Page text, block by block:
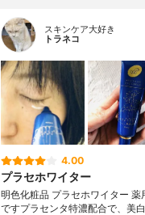
スキンケア大好き
トラネコ
4.00
プラセホワイター
明色化粧品 プラセホワイター
ですプラセンタ特濃配合で、美